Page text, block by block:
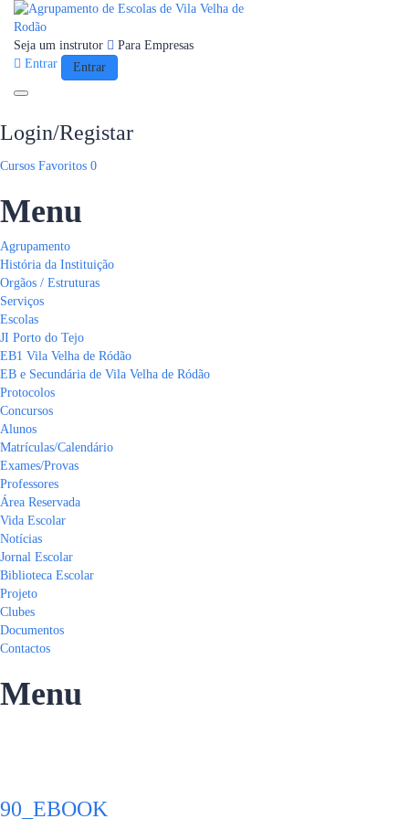
Seja um instrutor
Para Empresas
Entrar
Entrar
Login/Registar
Cursos Favoritos 0
Menu
Agrupamento
História da Instituição
Orgãos / Estruturas
Serviços
Escolas
JI Porto do Tejo
EB1 Vila Velha de Ródão
EB e Secundária de Vila Velha de Ródão
Protocolos
Concursos
Alunos
Matrículas/Calendário
Exames/Provas
Professores
Área Reservada
Vida Escolar
Notícias
Jornal Escolar
Biblioteca Escolar
Projeto
Clubes
Documentos
Contactos
Menu
90_EBOOK